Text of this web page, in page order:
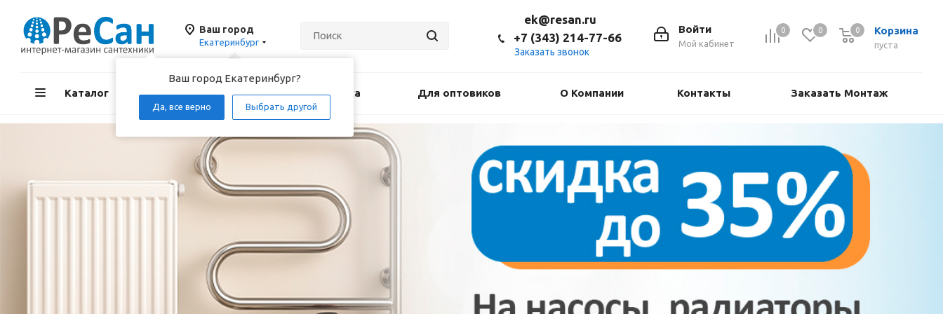
Ваш город
Екатеринбург
Ваш город Екатеринбург?
Да, все верно Выбрать другой
0 0 Корзина
пуста
0
Войти
Мой кабинет
ek@resan.ru
+7 (343) 214-77-66
Заказать звонок
Каталог Акции Доставка Для оптовиков О Компании Контакты Заказать Монтаж